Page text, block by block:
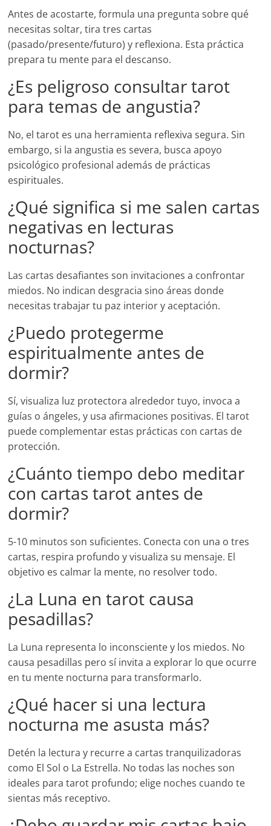
Antes de acostarte, formula una pregunta sobre qué
necesitas soltar, tira tres cartas
(pasado/presente/futuro) y reflexiona. Esta práctica
prepara tu mente para el descanso.
¿Es peligroso consultar tarot
para temas de angustia?
No, el tarot es una herramienta reflexiva segura. Sin
embargo, si la angustia es severa, busca apoyo
psicológico profesional además de prácticas
espirituales.
¿Qué significa si me salen cartas
negativas en lecturas
nocturnas?
Las cartas desafiantes son invitaciones a confrontar
miedos. No indican desgracia sino áreas donde
necesitas trabajar tu paz interior y aceptación.
¿Puedo protegerme
espiritualmente antes de
dormir?
Sí, visualiza luz protectora alrededor tuyo, invoca a
guías o ángeles, y usa afirmaciones positivas. El tarot
puede complementar estas prácticas con cartas de
protección.
¿Cuánto tiempo debo meditar
con cartas tarot antes de
dormir?
5-10 minutos son suficientes. Conecta con una o tres
cartas, respira profundo y visualiza su mensaje. El
objetivo es calmar la mente, no resolver todo.
¿La Luna en tarot causa
pesadillas?
La Luna representa lo inconsciente y los miedos. No
causa pesadillas pero sí invita a explorar lo que ocurre
en tu mente nocturna para transformarlo.
¿Qué hacer si una lectura
nocturna me asusta más?
Detén la lectura y recurre a cartas tranquilizadoras
como El Sol o La Estrella. No todas las noches son
ideales para tarot profundo; elige noches cuando te
sientas más receptivo.